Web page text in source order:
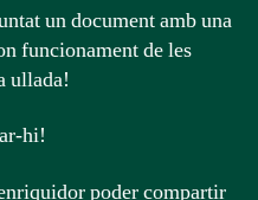
un document amb una
funcionament de les
ullada!
hi!
poder compartir